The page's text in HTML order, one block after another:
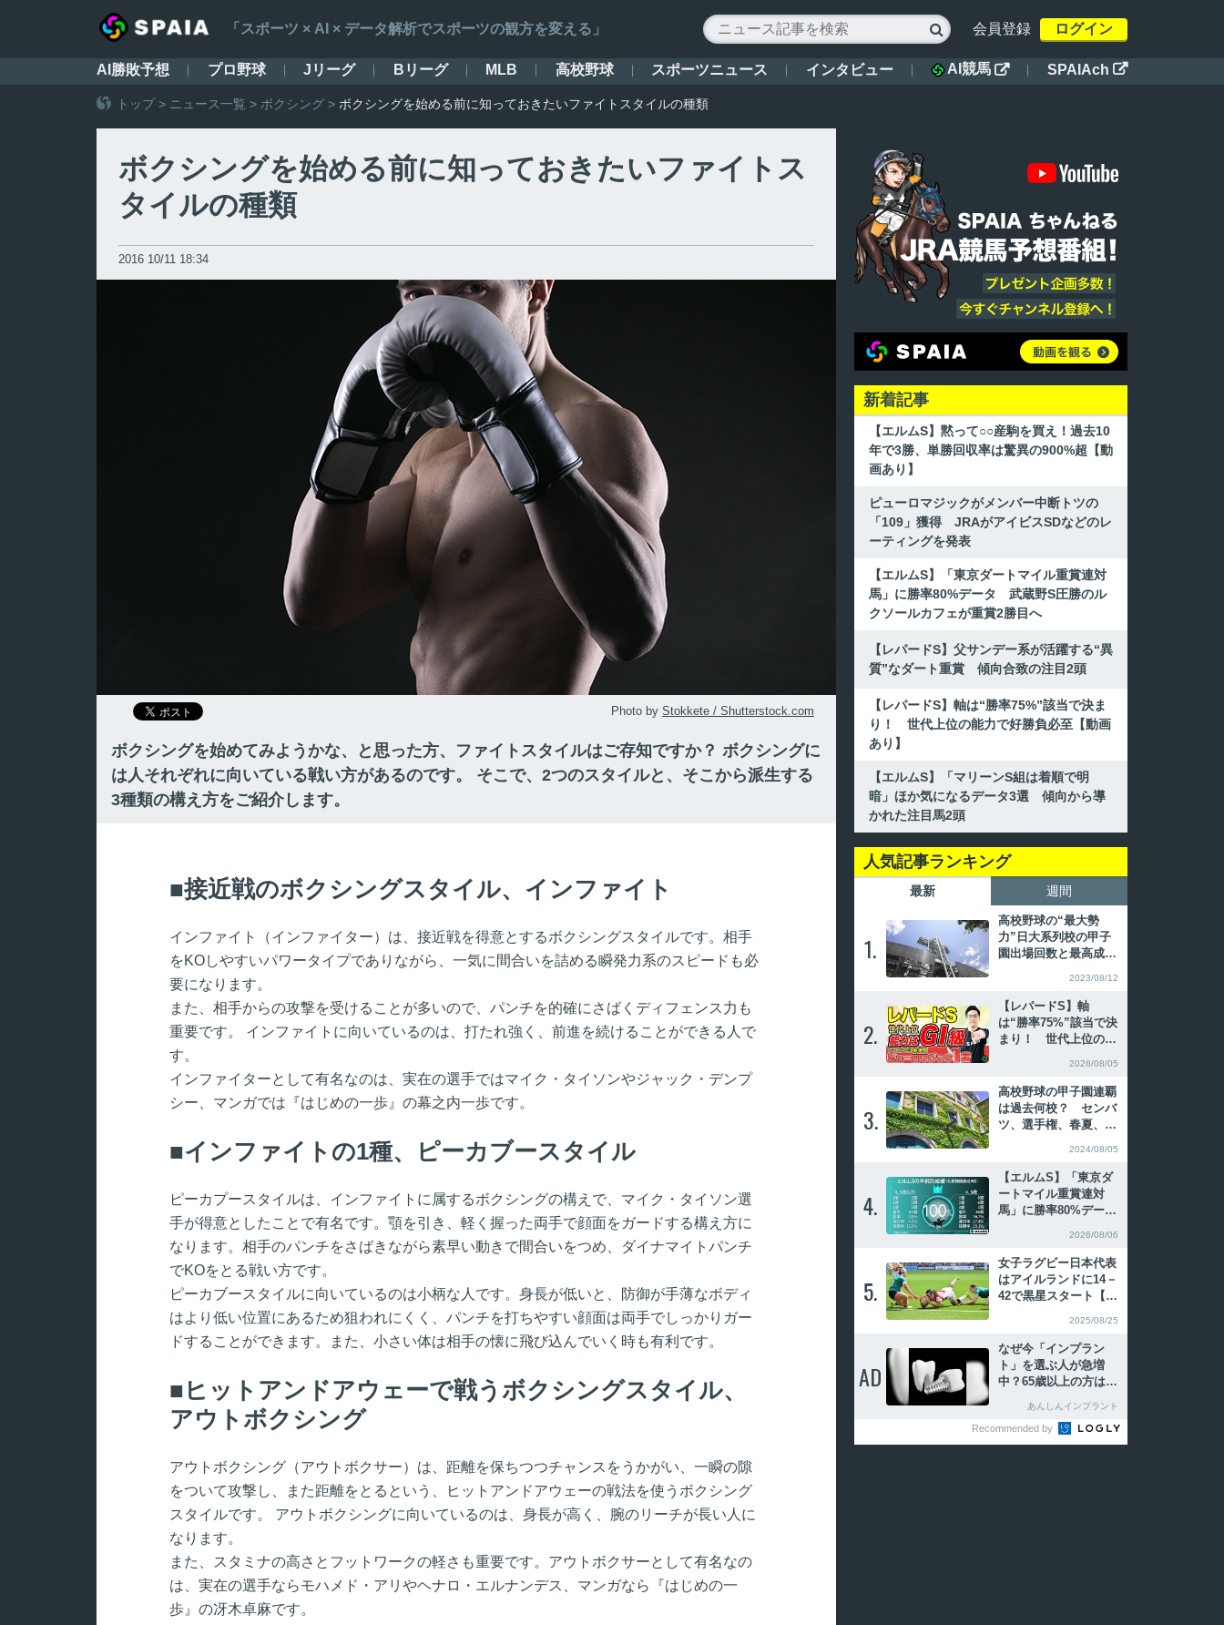
「スポーツ × AI × データ解析でスポーツの観方を変える」  会員登録 ログイン
AI勝敗予想 プロ野球 Jリーグ Bリーグ MLB 高校野球 スポーツニュース インタビュー AI競馬  SPAIAch 
トップ> ニュース一覧 > ボクシング > ボクシングを始める前に知っておきたいファイトスタイルの種類
ボクシングを始める前に知っておきたいファイトス
タイルの種類
2016 10/11 18:34
Photo by Stokkete / Shutterstock.com
ボクシングを始めてみようかな、と思った方、ファイトスタイルはご存知ですか？ ボクシングに
は人それぞれに向いている戦い方があるのです。 そこで、2つのスタイルと、そこから派生する
3種類の構え方をご紹介します。
接近戦のボクシングスタイル、インファイト
インファイト（インファイター）は、接近戦を得意とするボクシングスタイルです。相手
をKOしやすいパワータイプでありながら、一気に間合いを詰める瞬発力系のスピードも必
要になります。
また、相手からの攻撃を受けることが多いので、パンチを的確にさばくディフェンス力も
重要です。 インファイトに向いているのは、打たれ強く、前進を続けることができる人で
す。
インファイターとして有名なのは、実在の選手ではマイク・タイソンやジャック・デンプ
シー、マンガでは『はじめの一歩』の幕之内一歩です。
インファイトの1種、ピーカブースタイル
ピーカプースタイルは、インファイトに属するボクシングの構えで、マイク・タイソン選
手が得意としたことで有名です。顎を引き、軽く握った両手で顔面をガードする構え方に
なります。相手のパンチをさばきながら素早い動きで間合いをつめ、ダイナマイトパンチ
でKOをとる戦い方です。
ピーカブースタイルに向いているのは小柄な人です。身長が低いと、防御が手薄なボディ
はより低い位置にあるため狙われにくく、パンチを打ちやすい顔面は両手でしっかりガー
ドすることができます。また、小さい体は相手の懐に飛び込んでいく時も有利です。
ヒットアンドアウェーで戦うボクシングスタイル、
アウトボクシング
アウトボクシング（アウトボクサー）は、距離を保ちつつチャンスをうかがい、一瞬の隙
をついて攻撃し、また距離をとるという、ヒットアンドアウェーの戦法を使うボクシング
スタイルです。 アウトボクシングに向いているのは、身長が高く、腕のリーチが長い人に
なります。
また、スタミナの高さとフットワークの軽さも重要です。アウトボクサーとして有名なの
は、実在の選手ならモハメド・アリやヘナロ・エルナンデス、マンガなら『はじめの一
歩』の冴木卓麻です。
新着記事
【エルムS】黙って○○産駒を買え！過去10
年で3勝、単勝回収率は驚異の900%超【動
画あり】
ピューロマジックがメンバー中断トツの
「109」獲得 JRAがアイビスSDなどのレ
ーティングを発表
【エルムS】「東京ダートマイル重賞連対
馬」に勝率80%データ 武蔵野S圧勝のル
クソールカフェが重賞2勝目へ
【レパードS】父サンデー系が活躍する“異
質”なダート重賞 傾向合致の注目2頭
【レパードS】軸は“勝率75%”該当で決ま
り！ 世代上位の能力で好勝負必至【動画
あり】
【エルムS】「マリーンS組は着順で明
暗」ほか気になるデータ3選 傾向から導
かれた注目馬2頭
人気記事ランキング
最新 週間
1.
高校野球の“最大勢
力”日大系列校の甲子
園出場回数と最高成
2023/08/12
2.
【レパードS】軸
は“勝率75%”該当で決
まり！ 世代上位の能
2026/08/05
3.
高校野球の甲子園連覇
は過去何校？ センバ
ツ、選手権、春夏、夏
2024/08/05
4.
【エルムS】「東京ダ
ートマイル重賞連対
馬」に勝率80%デー
2勝目へ
2026/08/06
5.
女子ラグビー日本代表
はアイルランドに14－
42で黒星スタート【ワ
2025/08/25
AD
なぜ今「インプラン
ト」を選ぶ人が急増
中？65歳以上の方は要
確認。抜けた歯の放置
は驚きのリスク
あんしんインプラント
Recommended by